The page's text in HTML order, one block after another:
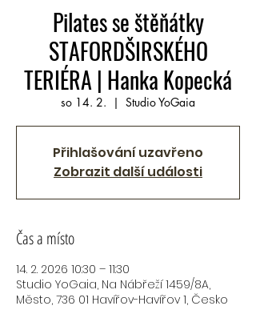
Pilates se štěňátky
STAFORDŠIRSKÉHO
TERIÉRA | Hanka Kopecká
so 14. 2.
  |
Studio YoGaia
Přihlašování uzavřeno
Zobrazit další události
Čas a místo
14. 2. 2026 10:30 – 11:30
Studio YoGaia, Na Nábřeží 1459/8A,
Město, 736 01 Havířov-Havířov 1, Česko